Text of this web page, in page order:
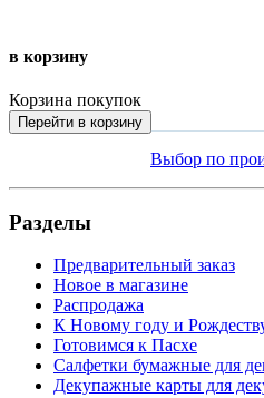
в корзину
Корзина покупок
Перейти в корзину
Выбор по
Разделы
Предварительный заказ
Новое в магазине
Распродажа
К Новому году и
Готовимся к Пасхе
Салфетки бумажные для
Декупажные карты для